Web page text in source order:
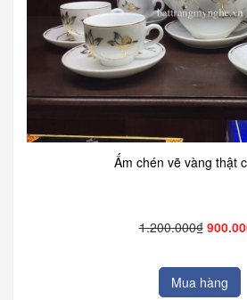
Ấm chén vẽ vàng thật
1.200.000₫
Mua hàng